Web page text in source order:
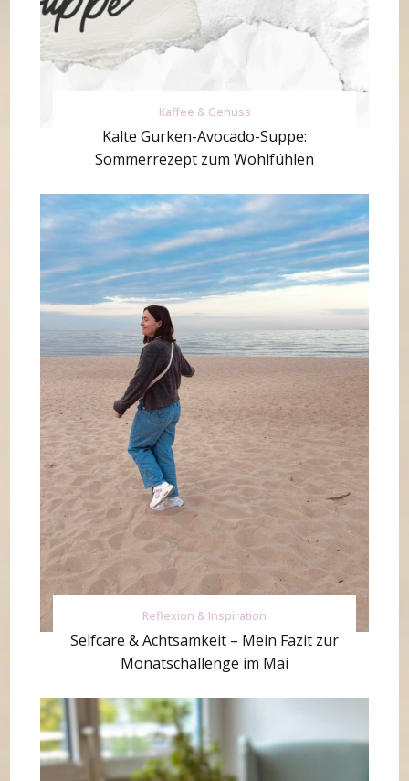
Kaffee & Genuss
Kalte Gurken-Avocado-Suppe:
Sommerrezept zum Wohlfühlen
Reflexion & Inspiration
Selfcare & Achtsamkeit – Mein Fazit zur
Monatschallenge im Mai